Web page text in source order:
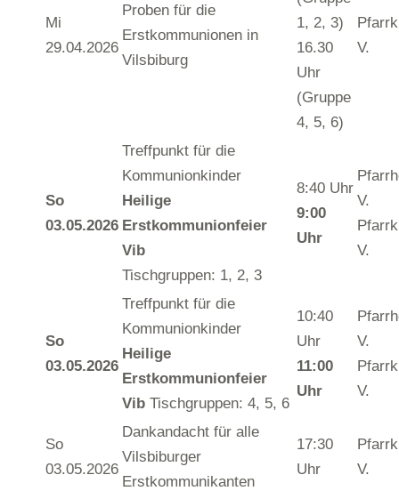
Mi
29.04.2026
Proben für die
Erstkommunionen in
Vilsbiburg
1, 2, 3)
16.30
Uhr
(Gruppe
4, 5, 6)
V.
So
03.05.2026
Treffpunkt für die
Kommunionkinder
Heilige
Erstkommunionfeier
Vib
Tischgruppen: 1, 2, 3
8:40 Uhr
9:00
Uhr
V.
V.
So
03.05.2026
Treffpunkt für die
Kommunionkinder
Heilige
Erstkommunionfeier
Vib Tischgruppen: 4, 5, 6
10:40
Uhr
11:00
Uhr
V.
V.
So
03.05.2026
Dankandacht für alle
Vilsbiburger
Erstkommunikanten
17:30
Uhr
V.